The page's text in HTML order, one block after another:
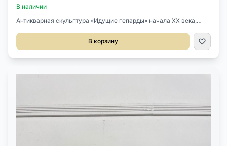
В наличии
Антикварная скульптура «Идущие гепарды» начала XX века,
одноименной работы скульптора Рембрандта Бугатти. Размер
65х16х22h см. Рембрандт Бугатти (16.10.1884-8.01.1916) родился
для его скульптур. Во время Первой мировой войны Рембрандт
стал добровольцем Красного креста и работал в военном
В корзину